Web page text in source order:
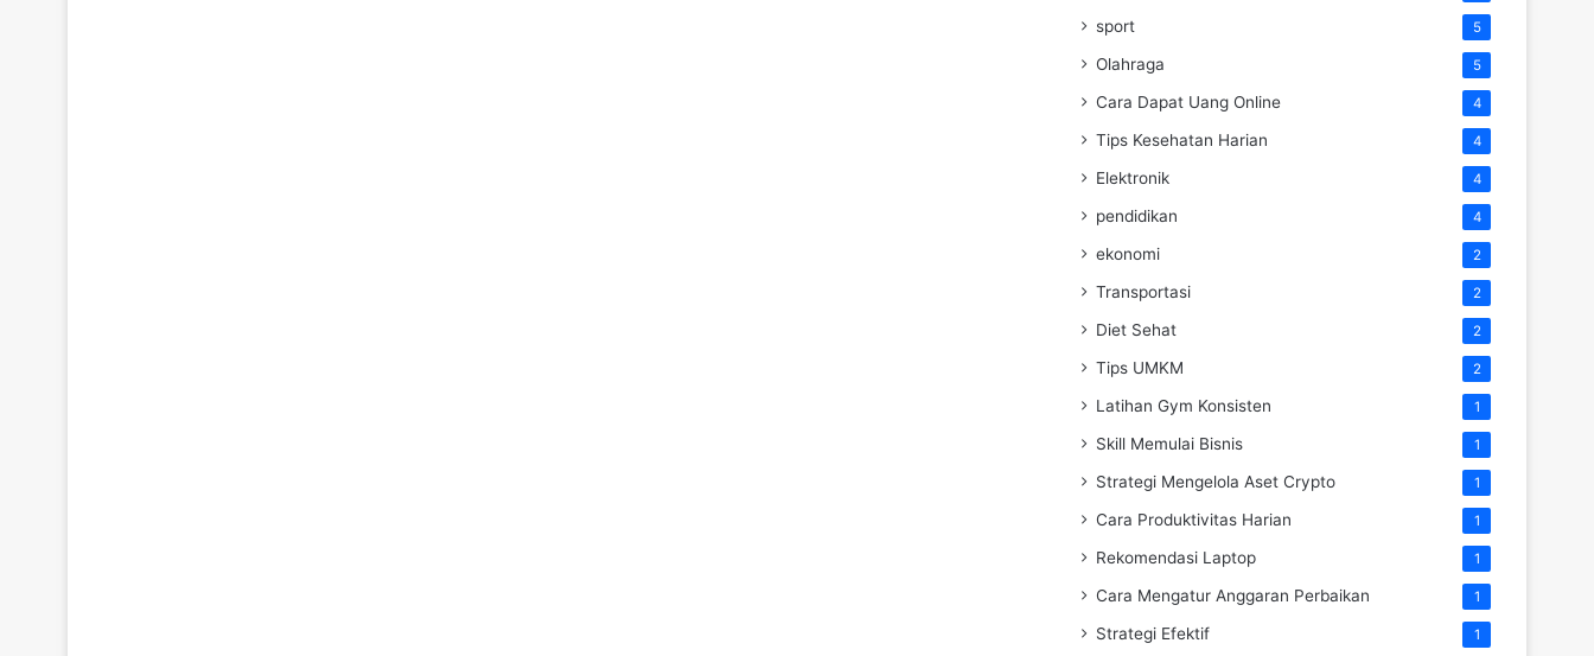
sport 5
Olahraga 5
Cara Dapat Uang Online 4
Tips Kesehatan Harian 4
Elektronik 4
pendidikan 4
ekonomi 2
Transportasi 2
Diet Sehat 2
Tips UMKM 2
Latihan Gym Konsisten 1
Skill Memulai Bisnis 1
Strategi Mengelola Aset Crypto 1
Cara Produktivitas Harian 1
Rekomendasi Laptop 1
Cara Mengatur Anggaran Perbaikan 1
Strategi Efektif 1